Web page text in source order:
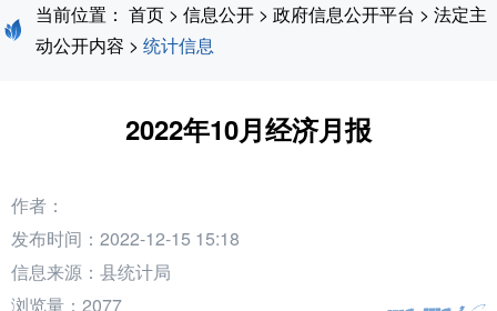
当前位置： 首页 > 信息公开 > 政府信息公开平台 > 法定主
动公开内容 > 统计信息
2022年10月经济月报
作者：
发布时间：2022-12-15 15:18
信息来源：县统计局
浏览量： 2077